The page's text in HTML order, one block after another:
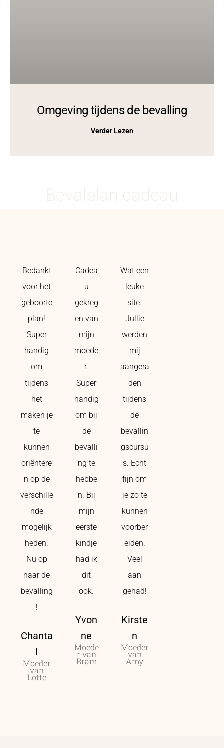
Omgeving tijdens de bevalling
Verder Lezen
Bevalplan cadeau
Bedankt
voor het
geboorte
plan!
Super
handig
om
tijdens
het
maken je
te
kunnen
oriëntere
n op de
verschille
nde
mogelijk
heden.
Nu op
naar de
bevalling
!
Chanta
l
Moeder
van
Lotte
Cadea
u
gekreg
en van
mijn
moede
r.
Super
handig
om bij
de
bevalli
ng te
hebbe
n. Bij
mijn
eerste
kindje
had ik
dit
ook.
Yvon
ne
Moede
r van
Bram
Wat een
leuke
site.
Jullie
werden
mij
aangera
den
tijdens
de
bevallin
gscursu
s. Echt
fijn om
je zo te
kunnen
voorber
eiden.
Veel
aan
gehad!
Kirste
n
Moeder
van
Amy